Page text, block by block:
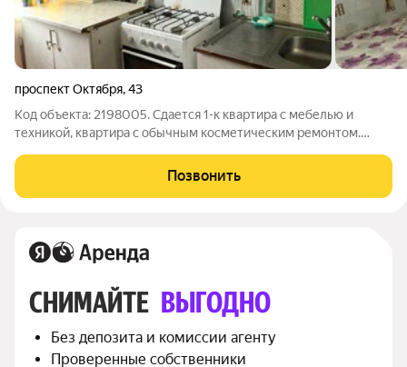
проспект Октября,43
Код объекта: 2198005. Сдается 1-к квартира с мебелью и
техникой, квартира с обычным косметическим ремонтом.
Позвонить
СНИМАЙТЕ ВЫГОДНО
Без депозита и комиссии агенту
Проверенные собственники